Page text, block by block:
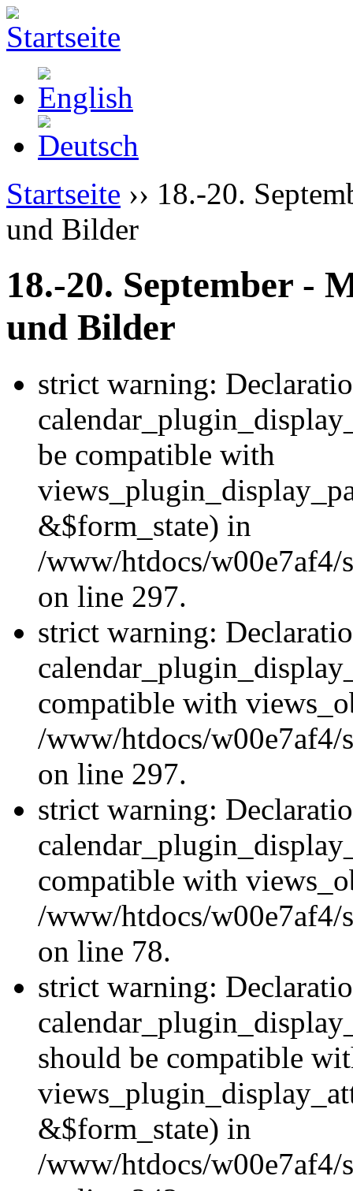
Startseite ›› 18.-20.
und Bilder
18.-20. September -
und Bilder
strict warning:
be compatible with
&$form_state) in
/www/htdocs/w00e7af4/
on line 297.
strict warning:
compatible with
/www/htdocs/w00e7af4/
on line 297.
strict warning:
compatible with
/www/htdocs/w00e7af4/
on line 78.
strict warning:
should be compatible
&$form_state) in
/www/htdocs/w00e7af4/